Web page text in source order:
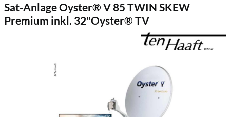
Sat-Anlage Oyster® V 85 TWIN SKEW
Premium inkl. 32"Oyster® TV